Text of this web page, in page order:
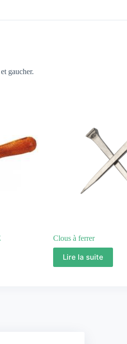
gaucher.
Clous à ferrer
Lire la suite